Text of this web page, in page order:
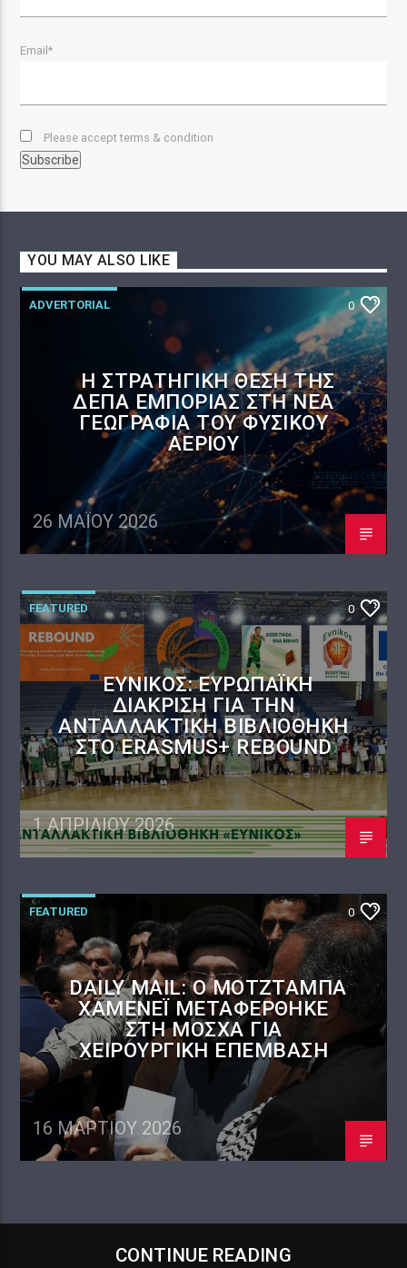
Email*
Please accept terms & condition
YOU MAY ALSO LIKE
ADVERTORIAL 0
Η ΣΤΡΑΤΗΓΙΚΉ ΘΈΣΗ ΤΗΣ
ΔΕΠΑ ΕΜΠΟΡΊΑΣ ΣΤΗ ΝΈΑ
ΓΕΩΓΡΑΦΊΑ ΤΟΥ ΦΥΣΙΚΟΎ
ΑΕΡΊΟΥ
26 ΜΑΪ́ΟΥ 2026
FEATURED 0
ΕΎΝΙΚΟΣ: ΕΥΡΩΠΑΪΚΉ
ΔΙΆΚΡΙΣΗ ΓΙΑ ΤΗΝ
ΑΝΤΑΛΛΑΚΤΙΚΉ ΒΙΒΛΙΟΘΉΚΗ
ΣΤΟ ERASMUS+ REBOUND
1 ΑΠΡΙΛΊΟΥ 2026
FEATURED 0
DAILY MAIL: Ο ΜΟΤΖΤΆΜΠΑ
ΧΑΜΕΝΕΪ́ ΜΕΤΑΦΈΡΘΗΚΕ
ΣΤΗ ΜΌΣΧΑ ΓΙΑ
ΧΕΙΡΟΥΡΓΙΚΉ ΕΠΈΜΒΑΣΗ
16 ΜΑΡΤΊΟΥ 2026
CONTINUE READING